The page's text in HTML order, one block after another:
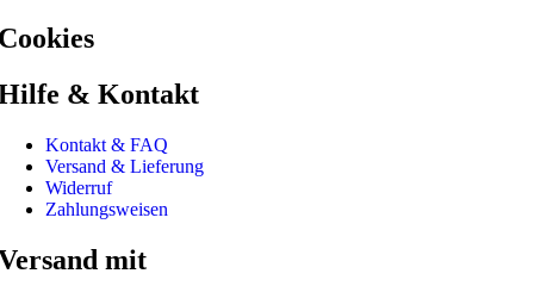
& Kontakt
Kontakt & FAQ
Versand & Lieferung
Widerruf
Zahlungsweisen
mit